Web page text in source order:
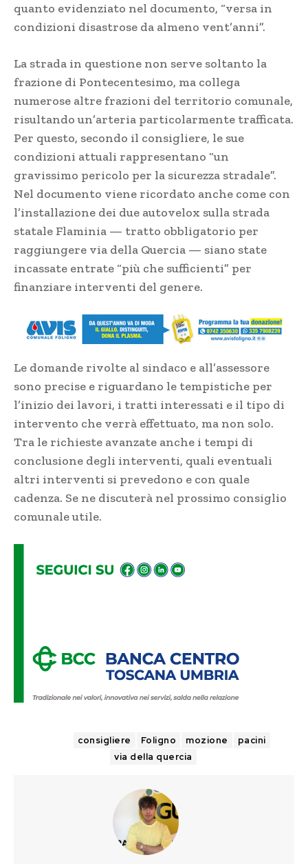
quanto evidenziato nel documento, “versa in
condizioni disastrose da almeno vent’anni”.
La strada in questione non serve soltanto la
frazione di Pontecentesimo, ma collega
numerose altre frazioni del territorio comunale,
risultando un’arteria particolarmente trafficata.
Per questo, secondo il consigliere, le sue
condizioni attuali rappresentano “un
gravissimo pericolo per la sicurezza stradale”.
Nel documento viene ricordato anche come con
l’installazione dei due autovelox sulla strada
statale Flaminia — tratto obbligatorio per
raggiungere via della Quercia — siano state
incassate entrate “più che sufficienti” per
finanziare interventi del genere.
Le domande rivolte al sindaco e all’assessore
sono precise e riguardano le tempistiche per
l’inizio dei lavori, i tratti interessati e il tipo di
intervento che verrà effettuato, ma non solo.
Tra le richieste avanzate anche i tempi di
conclusione degli interventi, quali eventuali
altri interventi si prevedono e con quale
cadenza. Se ne discuterà nel prossimo consiglio
comunale utile.
consigliere Foligno mozione
pacini
via della quercia